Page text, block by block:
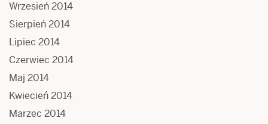
Wrzesień 2014
Sierpień 2014
Lipiec 2014
Czerwiec 2014
Maj 2014
Kwiecień 2014
Marzec 2014